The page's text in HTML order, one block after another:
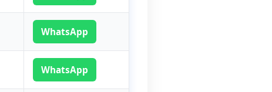
WhatsApp
WhatsApp